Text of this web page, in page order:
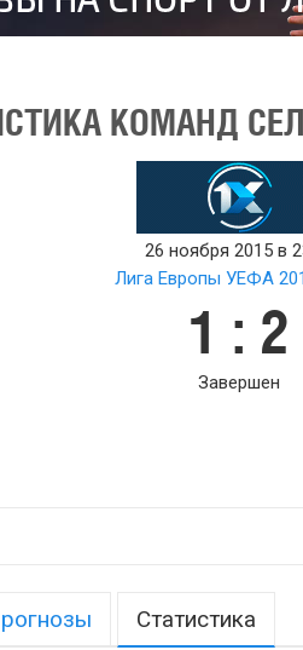
КОМАНД
26 ноября 2015 в
Лига Европы УЕФА
1 : 2
Завершен
Статистика